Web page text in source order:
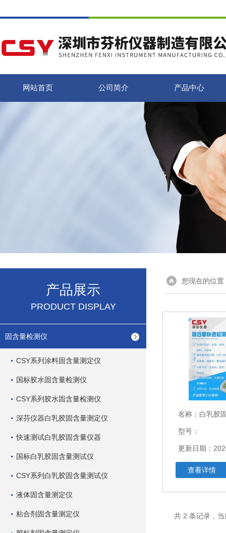
网站首页 公司简介 产品中心
产品展示
PRODUCT DISPLAY
固含量检测仪
CSY系列涂料固含量测定仪
国标胶水固含量检测仪
CSY系列胶水固含量检测仪
深芬仪器白乳胶固含量测定仪
快速测试白乳胶固含量仪器
国标白乳胶固含量测试仪
CSY系列白乳胶固含量测试仪
液体固含量测定仪
粘合剂固含量测定仪
您现在的位置
名称： 白乳胶固
型号：
更新日期：
查看详情
共 2 条记录，